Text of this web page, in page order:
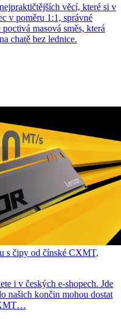
věcí, které si v
v poměru 1:1, správné
masová směs, která
chatě bez lednice.
s čipy od čínské CXMT,
i v českých e-shopech. Jde
našich končin mohou dostat